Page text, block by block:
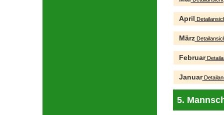
April
März
Februar
Januar
5.